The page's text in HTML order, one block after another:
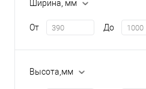
Ширина, мм
От До
Высота,мм